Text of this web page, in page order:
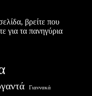
βρείτε που
για τα πανηγύρια
Γιαννακά